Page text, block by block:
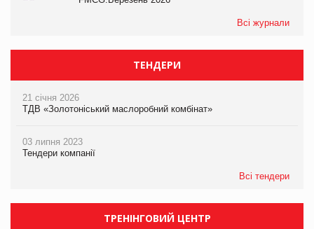
Всі журнали
ТЕНДЕРИ
21 січня 2026
ТДВ «Золотоніський маслоробний комбінат»
03 липня 2023
Тендери компанії
Всі тендери
ТРЕНІНГОВИЙ ЦЕНТР